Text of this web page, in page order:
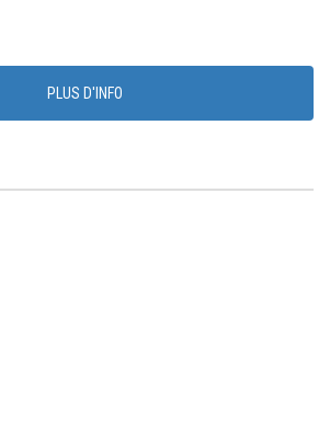
PLUS D'INFO